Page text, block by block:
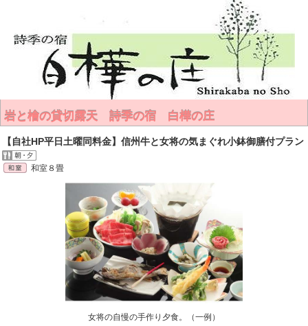
岩と檜の貸切露天 詩季の宿 白樺の庄
【自社HP平日土曜同料金】信州牛と女将の気まぐれ小鉢御膳付プラン
和室８畳
女将の自慢の手作り夕食。（一例）